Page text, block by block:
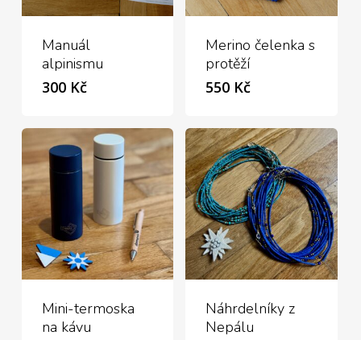
Manuál
alpinismu
300 Kč
Merino čelenka s
protěží
550 Kč
Mini-termoska
na kávu
Náhrdelníky z
Nepálu